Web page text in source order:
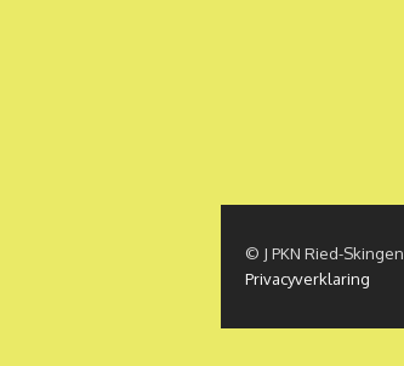
© J PKN Ried-Skingen
Privacyverklaring